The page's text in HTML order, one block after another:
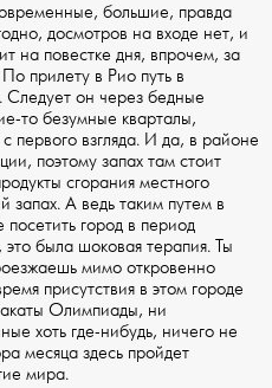
большие, правда
досмотров на входе нет, и
на повестке дня, впрочем, за
прилету в Рио путь в
Следует он через бедные
то безумные кварталы,
взгляда. И да, в районе
поэтому запах там стоит
сгорания местного
запах. А ведь таким путем в
город в период
была шоковая терапия. Ты
мимо откровенно
присутствия в этом городе
Олимпиады, ни
хоть где-нибудь, ничего не
месяца здесь пройдет
мира.